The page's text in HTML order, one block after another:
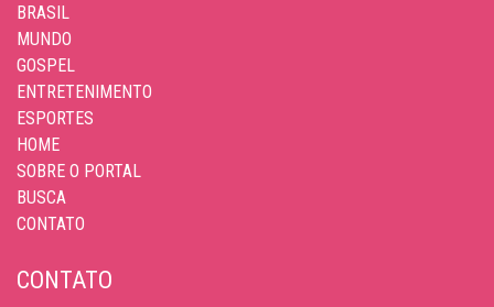
BRASIL
MUNDO
GOSPEL
ENTRETENIMENTO
ESPORTES
HOME
SOBRE O PORTAL
BUSCA
CONTATO
CONTATO